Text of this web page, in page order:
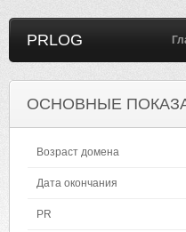
PRLOG
ОСНОВНЫЕ
Возраст домена
Дата окончания
PR